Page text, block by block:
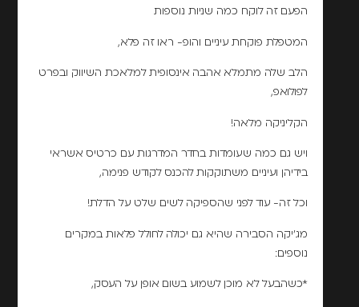
הפעם זה לוקח כמה שניות נוספות
המטפלת פוקחת עיניים והופ- ראו זה פלא,
הלב שלה מתמלא אהבה אינסופית למלאכת השיווק ובפרט
לפולואפ,
הקליניקה מלאה!
ויש גם כמה שעומדות בחדר המדרגות עם כרטיס אשראי
בידיהן ועיניים משתוקקות להכנס לקודש פנימה,
וכל זה- עוד לפני שהספיקה לשים שלט על הדלת!
מג'יקה הסבירה שהיא גם יכולה לחולל פלאות במקרים
נוספים:
*כשהבעל לא מוכן לשמוע בשום אופן על העסק,